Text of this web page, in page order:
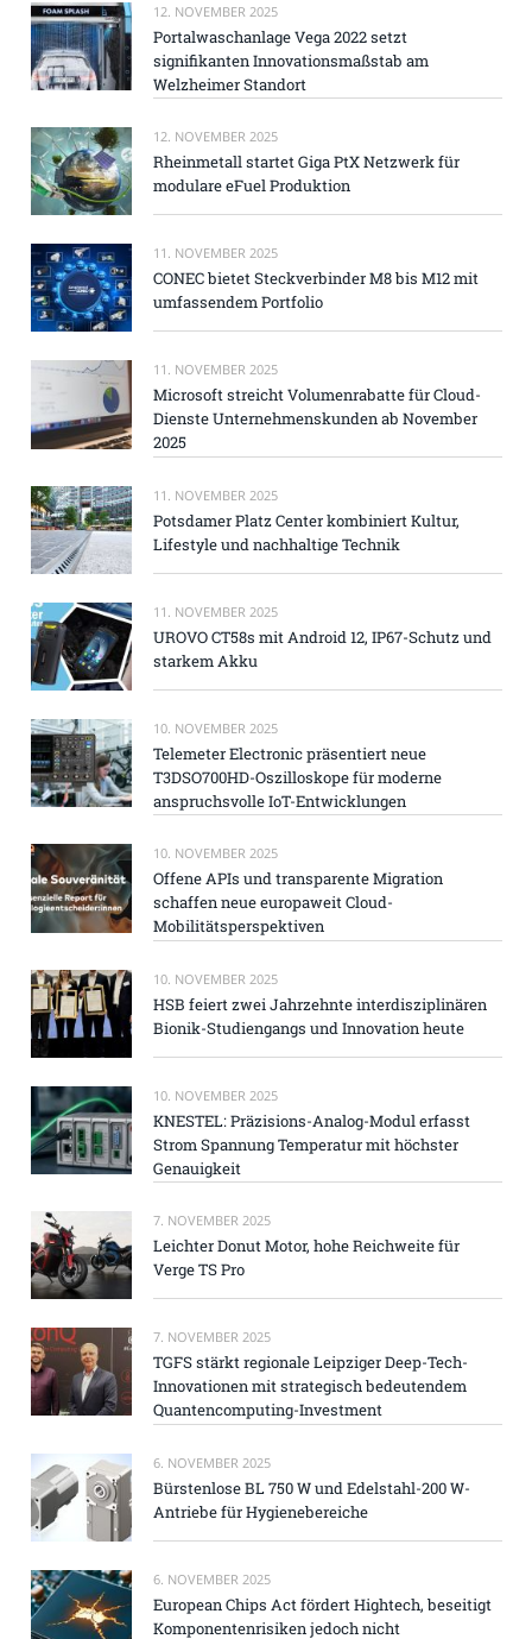
12. NOVEMBER 2025
Portalwaschanlage Vega 2022 setzt
signifikanten Innovationsmaßstab am
Welzheimer Standort
12. NOVEMBER 2025
Rheinmetall startet Giga PtX Netzwerk für
modulare eFuel Produktion
11. NOVEMBER 2025
CONEC bietet Steckverbinder M8 bis M12 mit
umfassendem Portfolio
11. NOVEMBER 2025
Microsoft streicht Volumenrabatte für Cloud-
Dienste Unternehmenskunden ab November
2025
11. NOVEMBER 2025
Potsdamer Platz Center kombiniert Kultur,
Lifestyle und nachhaltige Technik
11. NOVEMBER 2025
UROVO CT58s mit Android 12, IP67-Schutz und
starkem Akku
10. NOVEMBER 2025
Telemeter Electronic präsentiert neue
T3DSO700HD-Oszilloskope für moderne
anspruchsvolle IoT-Entwicklungen
10. NOVEMBER 2025
Offene APIs und transparente Migration
schaffen neue europaweit Cloud-
Mobilitätsperspektiven
10. NOVEMBER 2025
HSB feiert zwei Jahrzehnte interdisziplinären
Bionik-Studiengangs und Innovation heute
10. NOVEMBER 2025
KNESTEL: Präzisions-Analog-Modul erfasst
Strom Spannung Temperatur mit höchster
Genauigkeit
7. NOVEMBER 2025
Leichter Donut Motor, hohe Reichweite für
Verge TS Pro
7. NOVEMBER 2025
TGFS stärkt regionale Leipziger Deep-Tech-
Innovationen mit strategisch bedeutendem
Quantencomputing-Investment
6. NOVEMBER 2025
Bürstenlose BL 750 W und Edelstahl-200 W-
Antriebe für Hygienebereiche
6. NOVEMBER 2025
European Chips Act fördert Hightech, beseitigt
Komponentenrisiken jedoch nicht